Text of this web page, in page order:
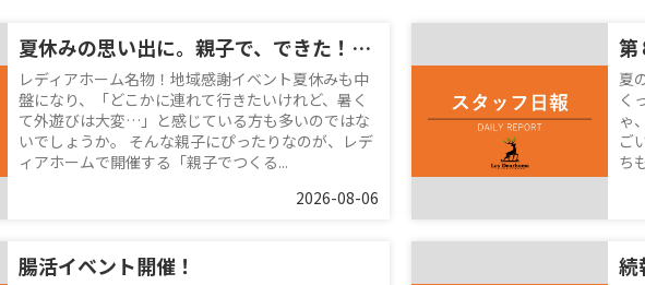
夏休みの思い出に。親子で、できた！を体験♪
レディアホーム名物！地域感謝イベント夏休みも中
盤になり、「どこかに連れて行きたいけれど、暑く
て外遊びは大変…」と感じている方も多いのではな
いでしょうか。 そんな親子にぴったりなのが、レデ
ィアホームで開催する「親子でつくる...
2026-08-06
第
夏
く
ゃ
ご
ち
腸活イベント開催！